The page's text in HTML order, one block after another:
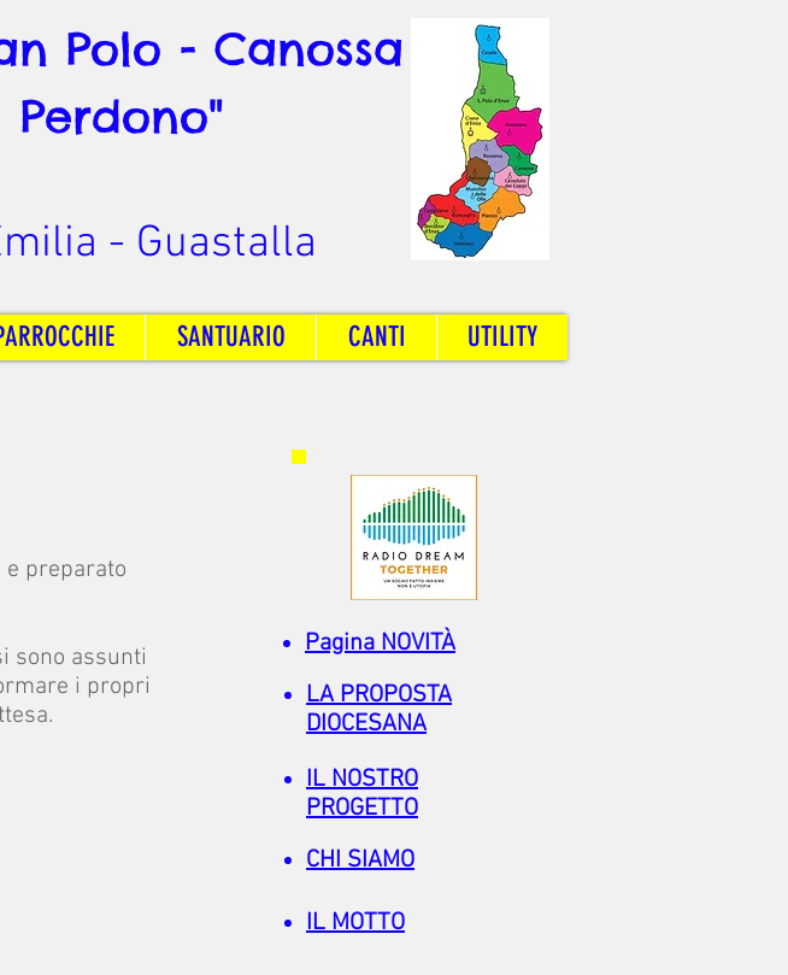
Polo - Canossa
Perdono"
- Guastalla
SANTUARIO CANTI UTILITY
e preparato
sono assunti
i propri
Pagina NOVITÀ
LA PROPOSTA
DIOCESANA
IL NOSTRO
PROGETTO
CHI SIAMO
IL MOTTO